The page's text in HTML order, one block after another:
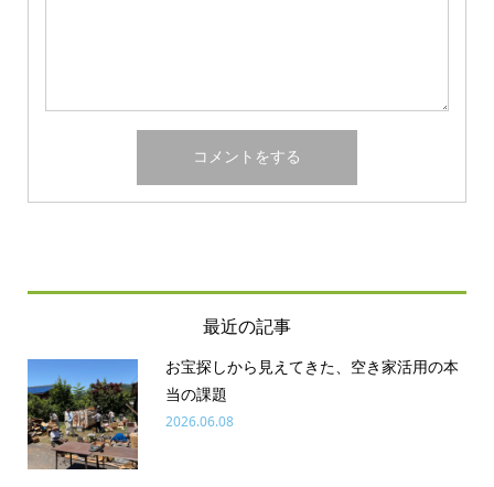
最近の記事
お宝探しから見えてきた、空き家活用の本
当の課題
2026.06.08